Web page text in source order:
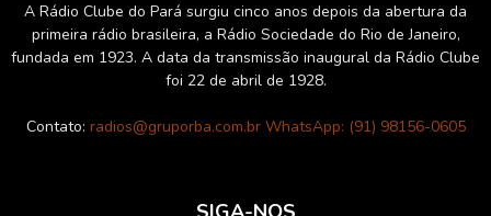
A Rádio Clube do Pará surgiu cinco anos depois da abertura da
primeira rádio brasileira, a Rádio Sociedade do Rio de Janeiro,
fundada em 1923. A data da transmissão inaugural da Rádio Clube
foi 22 de abril de 1928.
Contato: radios@gruporba.com.br WhatsApp: (91) 98156-0605